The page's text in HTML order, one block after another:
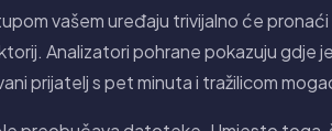
vašem uređaju trivijalno će
Analizatori pohrane pokazuju gdje
prijatelj s pet minuta i tražilicom